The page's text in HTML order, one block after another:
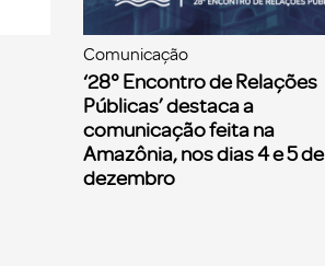
Comunicação
‘28° Encontro de Relações
Públicas’ destaca a
comunicação feita na
Amazônia, nos dias 4 e 5 de
dezembro